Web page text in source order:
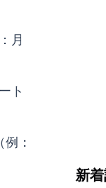
月
ト
：
新